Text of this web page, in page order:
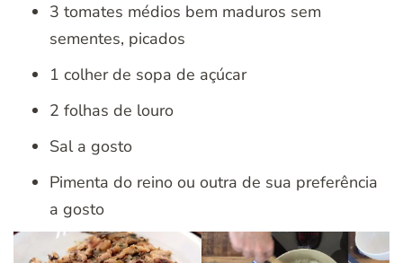
3 tomates médios bem maduros sem
sementes, picados
1 colher de sopa de açúcar
2 folhas de louro
Sal a gosto
Pimenta do reino ou outra de sua preferência
a gosto